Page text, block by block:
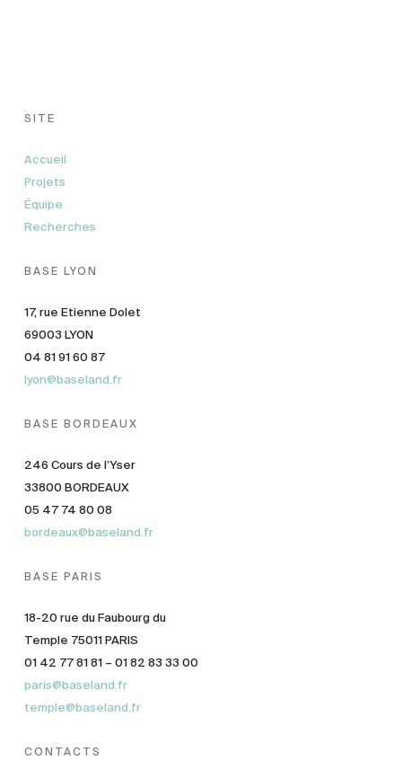
SITE
Accueil
Projets
Équipe
Recherches
BASE LYON
17, rue Etienne Dolet
69003 LYON
04 81 91 60 87
lyon@baseland.fr
BASE BORDEAUX
246 Cours de l’Yser
33800 BORDEAUX
05 47 74 80 08
bordeaux@baseland.fr
BASE PARIS
18-20 rue du Faubourg du
Temple 75011 PARIS
01 42 77 81 81 – 01 82 83 33 00
paris@baseland.fr
temple@baseland.fr
CONTACTS